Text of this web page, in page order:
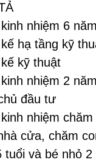
nhiệm 6
hạ tầng kỹ
kỹ thuật
nhiệm 2
đầu tư
nhiệm
cửa, chăm
tuổi và bé nhỏ 2